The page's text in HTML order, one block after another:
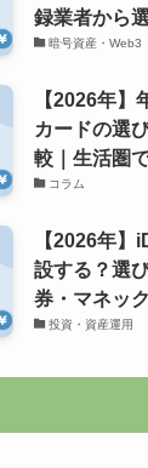
録業者から
暗号資産・Web3
【2026年】
カードの選
較｜生活圏
コラム
【2026年
設する？選
券・マネッ
投資・資産運用